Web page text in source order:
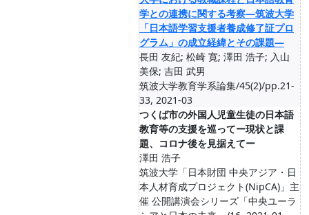
学との連携に関する考察―筑波大学
「日本語学習支援者養成修了証プロ
グラム」の成立経緯とその課題―
長田 友紀; 松崎 寛; 澤田 浩子; 入山
美保; 吉田 武男
筑波大学教育学系論集/45(2)/pp.21-
33, 2021-03
つくば市の外国人児童生徒の日本語
教育等の支援を巡ってー現状と課
題、コロナ後を見据えてー
澤田 浩子
筑波大学「日本財団 中央アジア・日
本人材育成プロジェクト(NipCA)」主
催 公開講演会シリーズ「中央ユーラ